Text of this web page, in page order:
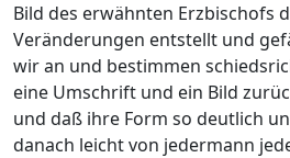
Bild des erwähnten Erzbischofs
Veränderungen entstellt und
wir an und bestimmen
eine Umschrift und ein Bild
und daß ihre Form so deutlich
danach leicht von jedermann